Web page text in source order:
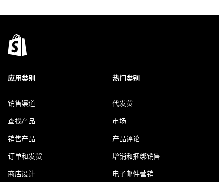
应用类别
销售渠道
查找产品
销售产品
订单和发货
商店设计
热门类别
代发货
市场
产品评论
增销和捆绑销售
电子邮件营销